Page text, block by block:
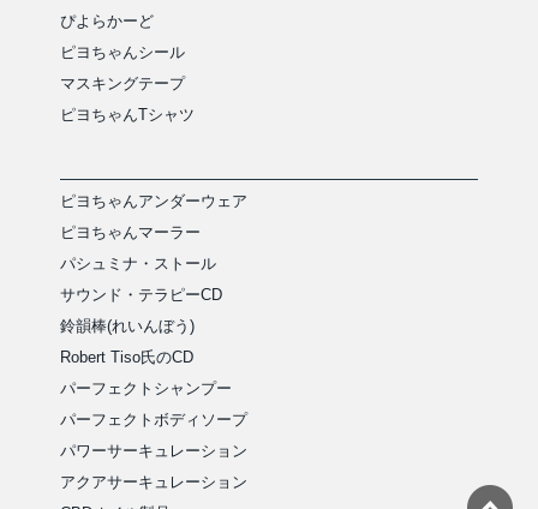
ぴよらかーど
ピヨちゃんシール
マスキングテープ
ピヨちゃんTシャツ
ピヨちゃんアンダーウェア
ピヨちゃんマーラー
パシュミナ・ストール
サウンド・テラピーCD
鈴韻棒(れいんぼう)
Robert Tiso氏のCD
パーフェクトシャンプー
パーフェクトボディソープ
パワーサーキュレーション
アクアサーキュレーション